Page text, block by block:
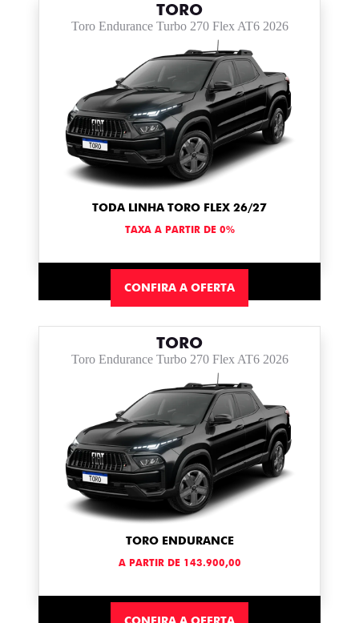
TORO
Toro Endurance Turbo 270 Flex AT6 2026
TODA LINHA TORO FLEX 26/27
TAXA A PARTIR DE 0%
CONFIRA A OFERTA
TORO
Toro Endurance Turbo 270 Flex AT6 2026
TORO ENDURANCE
A PARTIR DE 143.900,00